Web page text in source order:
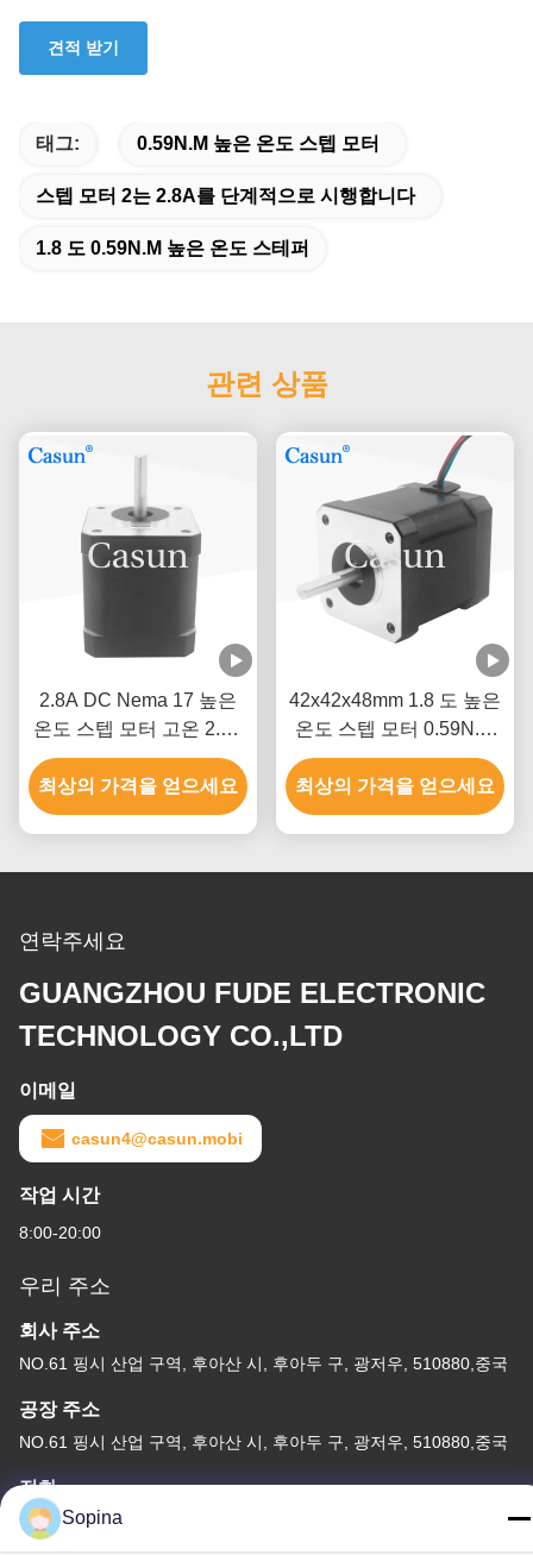
견적 받기
태그: 0.59N.M 높은 온도 스텝 모터
스텝 모터 2는 2.8A를 단계적으로 시행합니다
1.8 도 0.59N.M 높은 온도 스테퍼
관련 상품
2.8A DC Nema 17 높은
온도 스텝 모터 고온 2.8V
0.59N.M
최상의 가격을 얻으세요
42x42x48mm 1.8 도 높은
온도 스텝 모터 0.59N.M
2.8A CE ROHS
최상의 가격을 얻으세요
연락주세요
GUANGZHOU FUDE ELECTRONIC
TECHNOLOGY CO.,LTD
이메일
casun4@casun.mobi
작업 시간
8:00-20:00
우리 주소
회사 주소
NO.61 핑시 산업 구역, 후아산 시, 후아두 구, 광저우, 510880,중국
공장 주소
NO.61 핑시 산업 구역, 후아산 시, 후아두 구, 광저우, 510880,중국
전화
86-13539447986
Sopina